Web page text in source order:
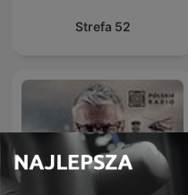
Strefa 52